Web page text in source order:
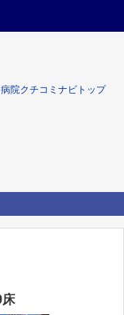
院クチコミナビトップ
床